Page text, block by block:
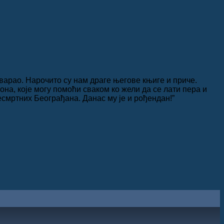
Нарочито су нам драге његове књиге и приче.
које могу помоћи сваком ко жели да се лати пера и
Београђана. Данас му је и рођендан!”